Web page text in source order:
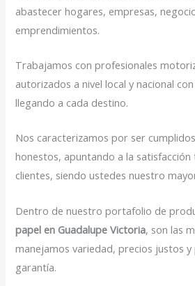
abastecer hogares, empresas,
emprendimientos.
Trabajamos con profesionales
autorizados a nivel local y nacional
llegando a cada destino.
Nos caracterizamos por ser
honestos, apuntando a la
clientes, siendo ustedes nuestro
Dentro de nuestro portafolio de
papel en Guadalupe Victoria, son las
manejamos variedad, precios justos
garantía.